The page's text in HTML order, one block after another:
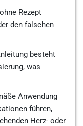
Rezept
den falschen
besteht
was
Anwendung
führen,
Herz- oder